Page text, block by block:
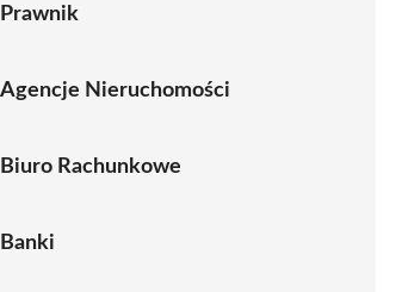
Prawnik
Agencje Nieruchomości
Biuro Rachunkowe
Banki